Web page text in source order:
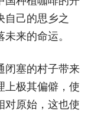
自己的思乡之
来的命运。
闭塞的村子带来
上极其偏僻，使
对原始，这也使